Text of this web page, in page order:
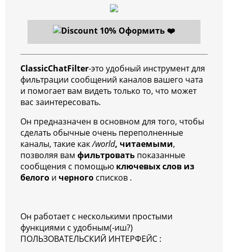
Оформить ❤️
ClassicChatFilter-это удобный инструмент для
фильтрации сообщений каналов вашего чата
и помогает вам видеть только то, что может
вас заинтересовать.
Он предназначен в основном для того, чтобы
сделать обычные очень переполненные
каналы, такие как/world, читаемыми,
позволяя вам фильтровать показанные
сообщения с помощью ключевых слов из
белого и черного списков .
Он работает с несколькими простыми
функциями с удобным(-иш?)
ПОЛЬЗОВАТЕЛЬСКИЙ ИНТЕРФЕЙС :